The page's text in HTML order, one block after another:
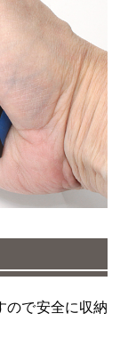
ので安全に収納